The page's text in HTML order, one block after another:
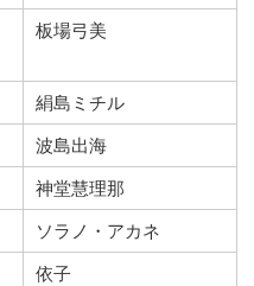
板場弓美
絹島ミチル
波島出海
神堂慧理那
ソラノ・アカネ
依子